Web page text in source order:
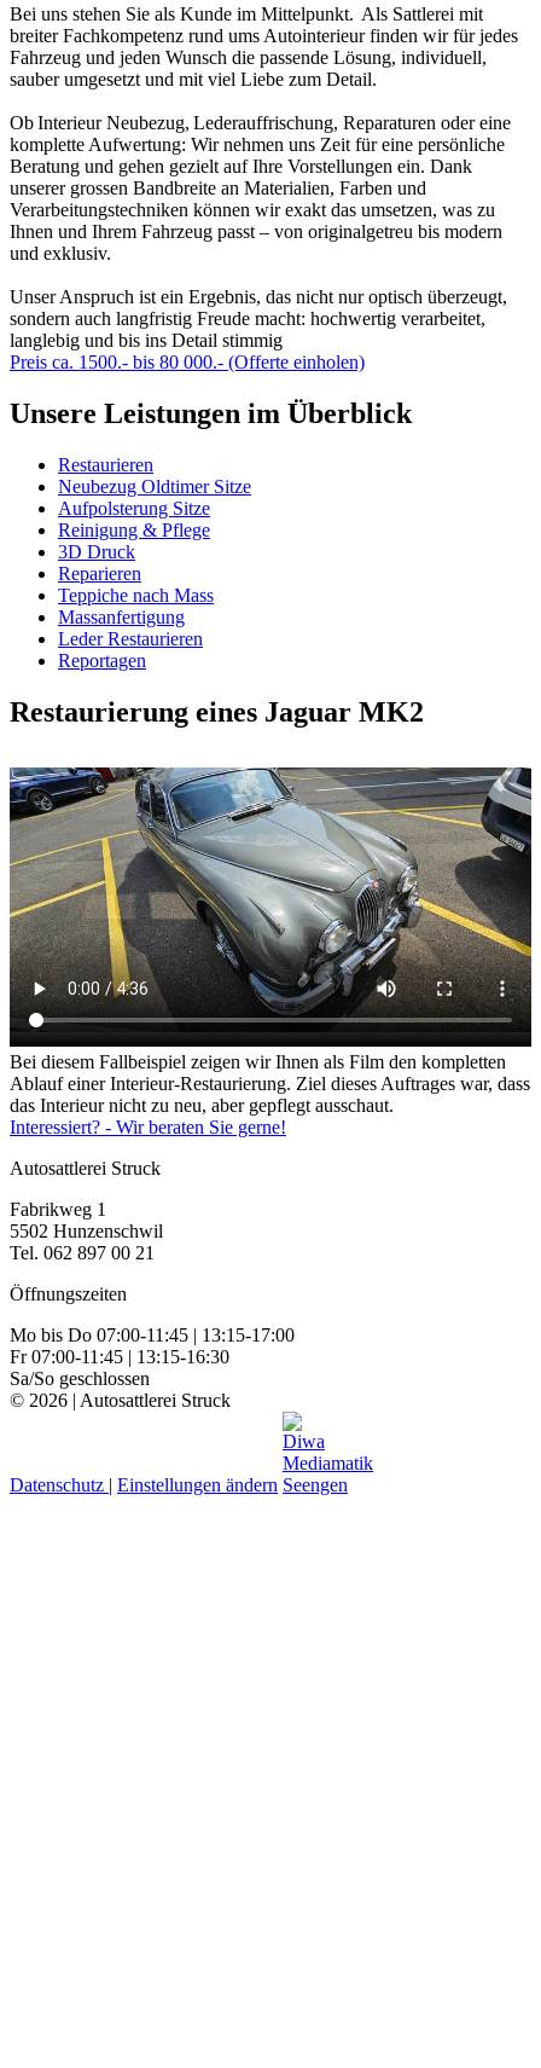
Bei uns stehen Sie als Kunde im Mittelpunkt. Als Sattlerei mit
breiter Fachkompetenz rund ums Autointerieur finden wir für jedes
Fahrzeug und jeden Wunsch die passende Lösung, individuell,
sauber umgesetzt und mit viel Liebe zum Detail.
Ob Interieur Neubezug, Lederauffrischung, Reparaturen oder eine
komplette Aufwertung: Wir nehmen uns Zeit für eine persönliche
Beratung und gehen gezielt auf Ihre Vorstellungen ein. Dank
unserer grossen Bandbreite an Materialien, Farben und
Verarbeitungstechniken können wir exakt das umsetzen, was zu
Ihnen und Ihrem Fahrzeug passt – von originalgetreu bis modern
und exklusiv.
Unser Anspruch ist ein Ergebnis, das nicht nur optisch überzeugt,
sondern auch langfristig Freude macht: hochwertig verarbeitet,
langlebig und bis ins Detail stimmig
Preis ca. 1500.- bis 80 000.- (Offerte einholen)
Unsere Leistungen im Überblick
Restaurieren
Neubezug Oldtimer Sitze
Aufpolsterung Sitze
Reinigung & Pflege
3D Druck
Reparieren
Teppiche nach Mass
Massanfertigung
Leder Restaurieren
Reportagen
Restaurierung eines Jaguar MK2
Bei diesem Fallbeispiel zeigen wir Ihnen als Film den kompletten
Ablauf einer Interieur-Restaurierung. Ziel dieses Auftrages war, dass
das Interieur nicht zu neu, aber gepflegt ausschaut.
Interessiert? - Wir beraten Sie gerne!
Autosattlerei Struck
Fabrikweg 1
5502 Hunzenschwil
Tel. 062 897 00 21
Öffnungszeiten
Mo bis Do 07:00-11:45 | 13:15-17:00
Fr 07:00-11:45 | 13:15-16:30
Sa/So geschlossen
© 2026 | Autosattlerei Struck
Datenschutz | Einstellungen ändern